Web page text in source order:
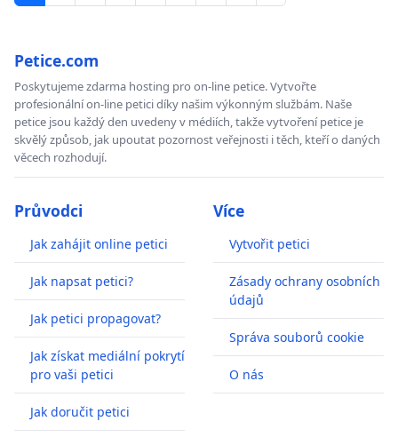
Petice.com
Poskytujeme zdarma hosting pro on-line petice. Vytvořte
profesionální on-line petici díky našim výkonným službám. Naše
petice jsou každý den uvedeny v médiích, takže vytvoření petice je
skvělý způsob, jak upoutat pozornost veřejnosti i těch, kteří o daných
věcech rozhodují.
Průvodci
Jak zahájit online petici
Jak napsat petici?
Jak petici propagovat?
Jak získat mediální pokrytí
pro vaši petici
Jak doručit petici
Více
Vytvořit petici
Zásady ochrany osobních
údajů
Správa souborů cookie
O nás